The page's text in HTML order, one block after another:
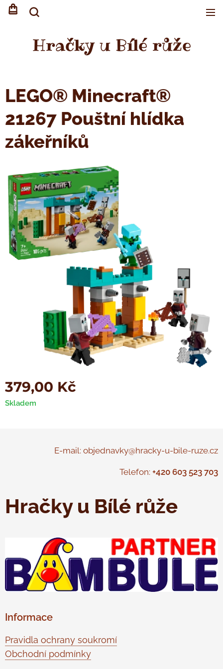
Hračky u Bílé růže
LEGO® Minecraft®
21267 Pouštní hlídka
zákeřníků
379,00 Kč
Skladem
E-mail: objednavky@hracky-u-bile-ruze.cz
Telefon: +420 603 523 703
Hračky u Bílé růže
Informace
Pravidla ochrany soukromí
Obchodní podmínky